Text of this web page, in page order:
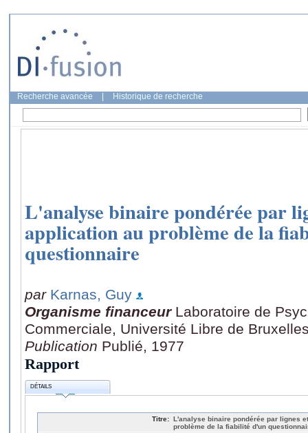
Recherche avancée Historique de recherche
L'analyse binaire pondérée par
application au problème de la
questionnaire
par Karnas, Guy
Organisme financeur Laboratoire de
Commerciale, Université Libre de
Publication Publié, 1977
Rapport
DÉTAILS
Titre: L'analyse binaire pondérée par lignes
problème de la fiabilité d'un